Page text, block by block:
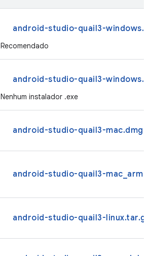
android-studio-quail3-
Recomendado
android-studio-quail3-
Nenhum instalador .exe
android-studio-quail3-mac.dmg
android-studio-quail3-
android-studio-quail3-linux.tar.gz